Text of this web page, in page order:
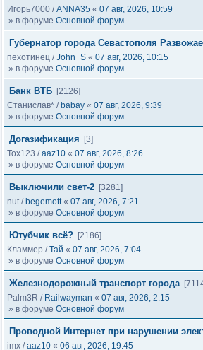
Игорь7000 /ANNA35 « 07 авг, 2026, 10:59
» в форуме Основной форум
Губернатор города Севастополя
пехотинец /John_S « 07 авг, 2026, 10:15
» в форуме Основной форум
Банк ВТБ [2126]
Станислав* / babay « 07 авг, 2026, 9:39
» в форуме Основной форум
Догазификация
[3]
Tox123 /aaz10 « 07 авг, 2026, 8:26
» в форуме Основной форум
Выключили свет-2 [3281]
nut/ begemott« 07 авг, 2026, 7:21
» в форуме Основной форум
Ютубчик всё? [2186]
Кламмер /Тай « 07 авг, 2026, 7:04
» в форуме Основной форум
Железнодорожный транспорт города
Palm3R / Railwayman « 07 авг, 2026, 2:15
» в форуме Основной форум
Проводной Интернет при нарушении
imx /aaz10 « 06 авг, 2026, 19:45